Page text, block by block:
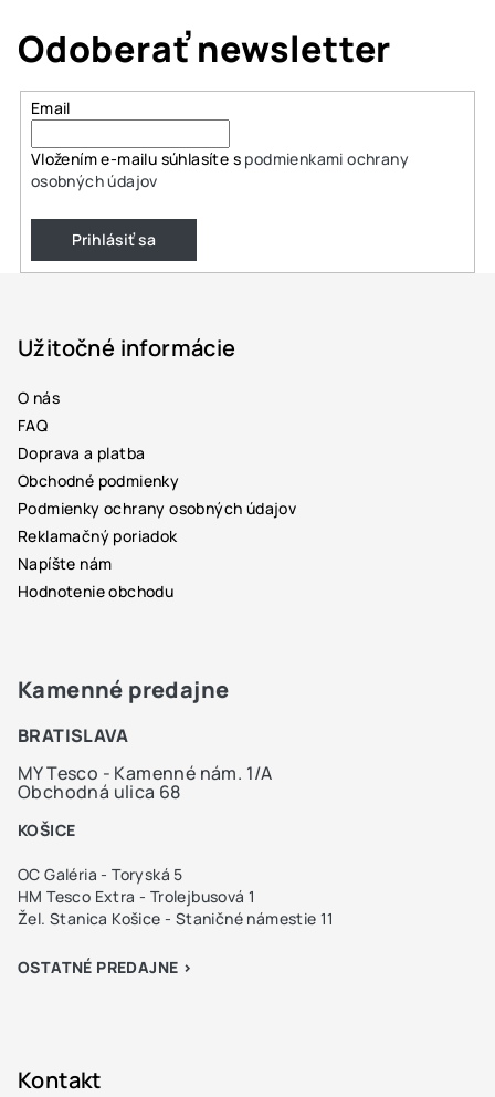
á
d
a
e
k
Odoberať newsletter
Email
Vložením e-mailu súhlasíte s podmienkami ochrany
osobných údajov
Prihlásiť sa
Užitočné informácie
O nás
FAQ
Doprava a platba
Obchodné podmienky
Podmienky ochrany osobných údajov
Reklamačný poriadok
Napíšte nám
Hodnotenie obchodu
Kamenné predajne
BRATISLAVA
MY Tesco - Kamenné nám. 1/A
Obchodná ulica 68
KOŠICE
OC Galéria - Toryská 5
HM Tesco Extra - Trolejbusová 1
Žel. Stanica Košice - Staničné námestie 11
OSTATNÉ PREDAJNE >
Kontakt